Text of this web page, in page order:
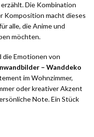
Die Kombination
Komposition macht dieses
alle, die Anime und
möchten.
die Emotionen von
– Wanddeko
im Wohnzimmer,
oder kreativer Akzent
Note. Ein Stück